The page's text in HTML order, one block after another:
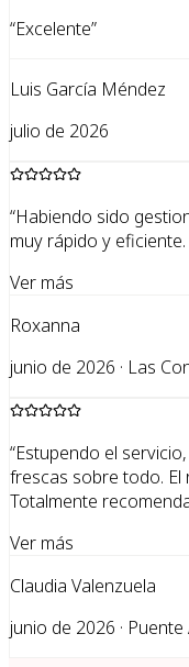
“Excelente”
Luis García Méndez
julio de 2026
“Habiendo sido
muy rápido y
Ver más
Roxanna
junio de 2026 · Las
“Estupendo el
frescas sobre todo.
Totalmente
Ver más
Claudia Valenzuela
junio de 2026 · Puente